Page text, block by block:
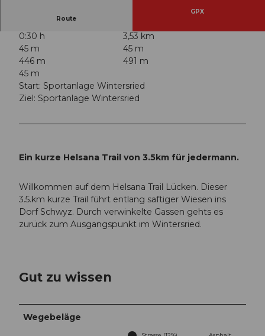
Route
GPX
0:30 h
3,53 km
45 m
45 m
446 m
491 m
45 m
Start: Sportanlage Wintersried
Ziel: Sportanlage Wintersried
Ein kurze Helsana Trail von 3.5km für jedermann.
Willkommen auf dem Helsana Trail Lücken. Dieser
3.5.km kurze Trail führt entlang saftiger Wiesen ins
Dorf Schwyz. Durch verwinkelte Gassen gehts es
zurück zum Ausgangspunkt im Wintersried.
Gut zu wissen
Wegebeläge